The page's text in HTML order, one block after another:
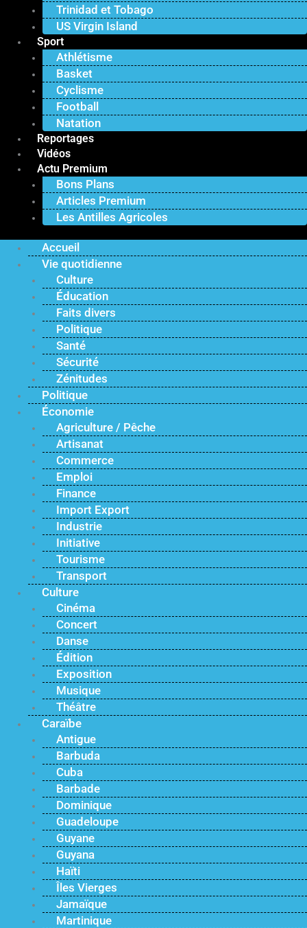
Trinidad et Tobago
US Virgin Island
Sport
Athlétisme
Basket
Cyclisme
Football
Natation
Reportages
Vidéos
Actu Premium
Bons Plans
Articles Premium
Les Antilles Agricoles
Accueil
Vie quotidienne
Culture
Éducation
Faits divers
Politique
Santé
Sécurité
Zénitudes
Politique
Économie
Agriculture / Pêche
Artisanat
Commerce
Emploi
Finance
Import Export
Industrie
Initiative
Tourisme
Transport
Culture
Cinéma
Concert
Danse
Édition
Exposition
Musique
Théâtre
Caraïbe
Antigue
Barbuda
Cuba
Barbade
Dominique
Guadeloupe
Guyane
Guyana
Haïti
Îles Vierges
Jamaïque
Martinique